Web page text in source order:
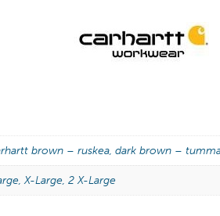
brown – ruskea, dark brown –
X-Large, 2 X-Large